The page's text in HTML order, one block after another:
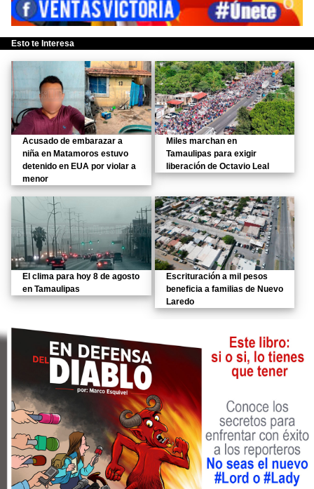
Esto te Interesa
Acusado de embarazar a
niña en Matamoros estuvo
detenido en EUA por violar a
menor
Miles marchan en
Tamaulipas para exigir
liberación de Octavio Leal
El clima para hoy 8 de agosto
en Tamaulipas
Escrituración a mil pesos
beneficia a familias de Nuevo
Laredo